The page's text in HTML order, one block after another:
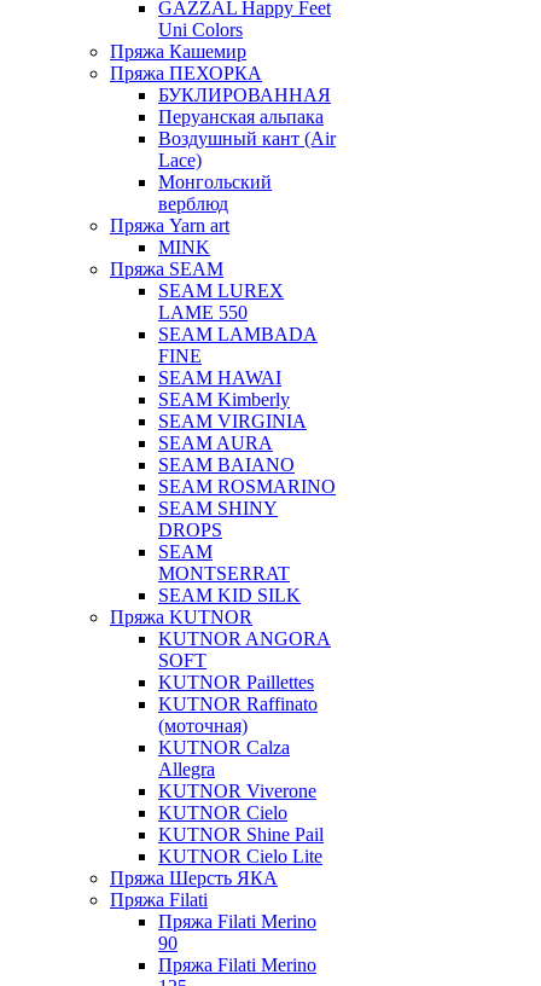
GAZZAL Happy Feet
Uni Colors
Пряжа Кашемир
Пряжа ПЕХОРКА
БУКЛИРОВАННАЯ
Перуанская альпака
Воздушный кант (Air
Lace)
Монгольский
верблюд
Пряжа Yarn art
MINK
Пряжа SEAM
SEAM LUREX
LAME 550
SEAM LAMBADA
FINE
SEAM HAWAI
SEAM Kimberly
SEAM VIRGINIA
SEAM AURA
SEAM BAIANO
SEAM ROSMARINO
SEAM SHINY
DROPS
SEAM
MONTSERRAT
SEAM KID SILK
Пряжа KUTNOR
KUTNOR ANGORA
SOFT
KUTNOR Paillettes
KUTNOR Raffinato
(моточная)
KUTNOR Calza
Allegra
KUTNOR Viverone
KUTNOR Cielo
KUTNOR Shine Pail
KUTNOR Cielo Lite
Пряжа Шерсть ЯКА
Пряжа Filati
Пряжа Filati Merino
90
Пряжа Filati Merino